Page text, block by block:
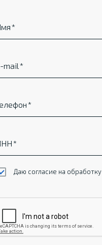
mail
Даю согласие на обработку